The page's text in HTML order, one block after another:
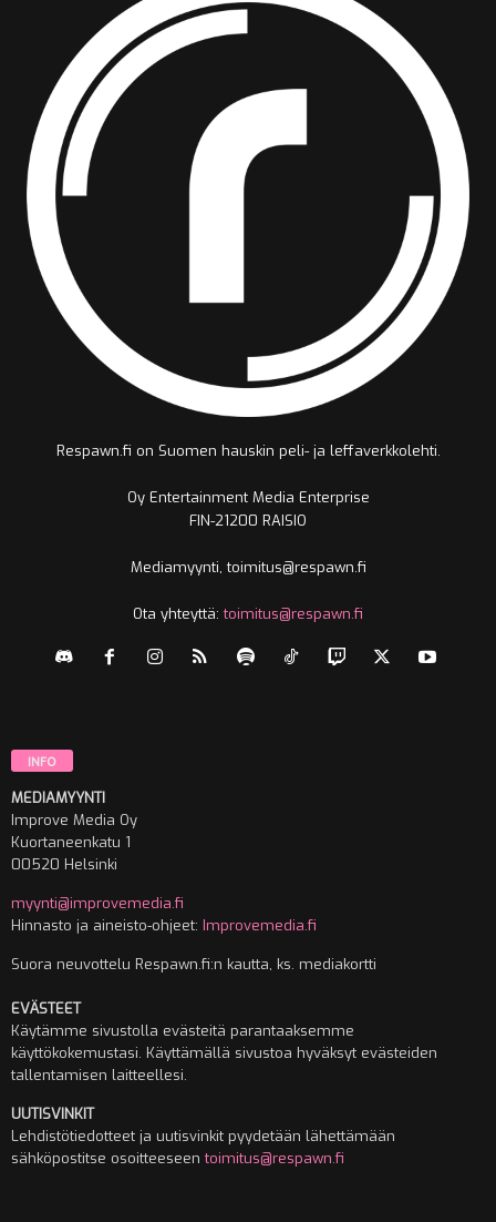
Respawn.fi on Suomen hauskin peli- ja leffaverkkolehti.
Oy Entertainment Media Enterprise
FIN-21200 RAISIO
Mediamyynti, toimitus@respawn.fi
Ota yhteyttä:toimitus@respawn.fi
INFO
MEDIAMYYNTI
Improve Media Oy
Kuortaneenkatu 1
00520 Helsinki
myynti@improvemedia.fi
Hinnasto ja aineisto-ohjeet: Improvemedia.fi
Suora neuvottelu Respawn.fi:n kautta, ks. mediakortti
EVÄSTEET
Käytämme sivustolla evästeitä parantaaksemme
käyttökokemustasi. Käyttämällä sivustoa hyväksyt evästeiden
tallentamisen laitteellesi.
UUTISVINKIT
Lehdistötiedotteet ja uutisvinkit pyydetään lähettämään
sähköpostitse osoitteeseentoimitus@respawn.fi